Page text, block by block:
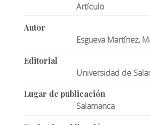
Artículo
Autor
Esgueva Martínez,
Editorial
Universidad de
Lugar de publicación
Salamanca